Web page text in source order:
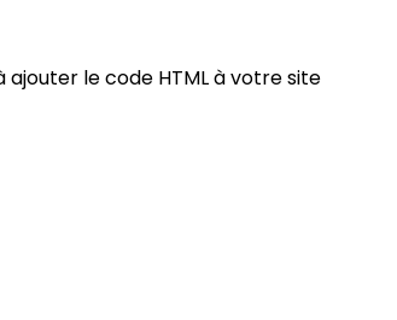
le code HTML à votre site